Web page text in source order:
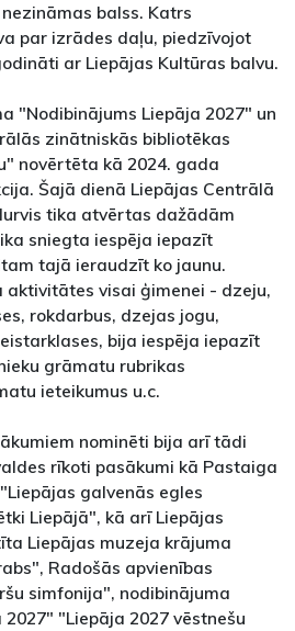
balss. Katrs
par izrādes daļu, piedzīvojot
ar Liepājas Kultūras balvu.
"Nodibinājums Liepāja 2027" un
zinātniskās bibliotēkas
novērtēta kā 2024. gada
Šajā dienā Liepājas Centrālā
tika atvērtas dažādām
sniegta iespēja iepazīt
tajā ieraudzīt ko jaunu.
aktivitātes visai ģimenei - dzeju,
rokdarbus, dzejas jogu,
bija iespēja iepazīt
grāmatu rubrikas
ieteikumus u.c.
nominēti bija arī tādi
rīkoti pasākumi kā Pastaiga
galvenās egles
Liepājā", kā arī Liepājas
Liepājas muzeja krājuma
Radošās apvienības
simfonija", nodibinājuma
"Liepāja 2027 vēstnešu